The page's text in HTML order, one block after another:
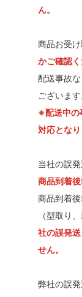
ん。
商品お受
かご確認く
配送事故
ございます
※配送中の
対応となり
当社の誤
商品到着
商品到着
（型取り
社の誤発
せん。
弊社の誤